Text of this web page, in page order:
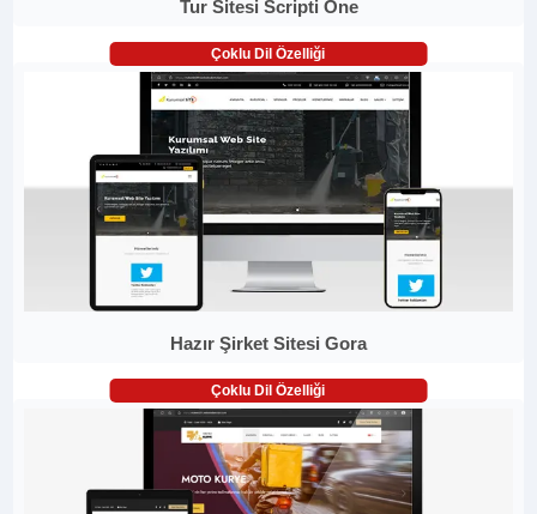
Tur Sitesi Scripti One
Çoklu Dil Özelliği
Hazır Şirket Sitesi Gora
Çoklu Dil Özelliği